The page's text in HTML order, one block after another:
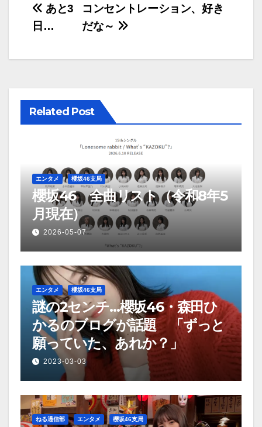
投
稿
ナ
ゲ
ー
ョ
ン
コンセントレーション、好き
だな～
あと3
日…
Related Post
エンタメ 櫻坂46支局
櫻坂46 全曲リスト（令和8年5
月現在）
2026-05-07
エンタメ 櫻坂46支局
謎の2センチ…櫻坂46・森田ひ
かるのブログが話題 「ずっと
願っていた、あれか？」
2023-03-03
ねる通信部 エンタメ 櫻坂46支局